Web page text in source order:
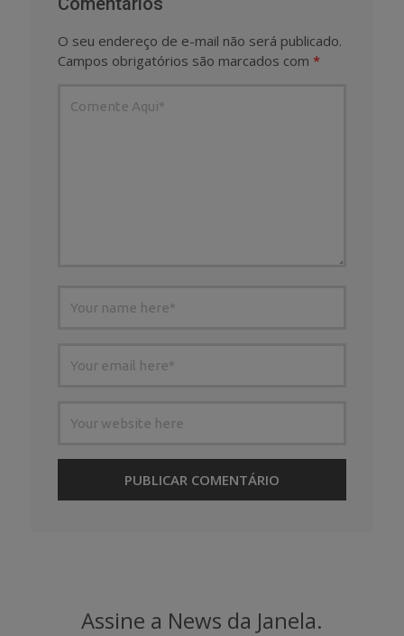
O seu endereço de e-mail não será publicado.
Campos obrigatórios são marcados com *
Assine a News da Janela.